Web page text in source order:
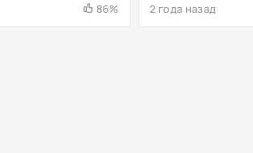
86% 2 года назад